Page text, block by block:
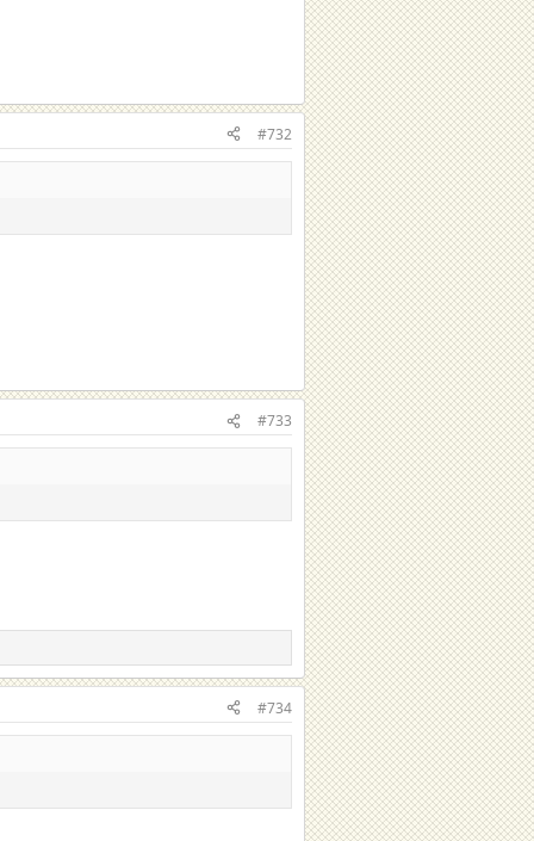
#732
#733
#734